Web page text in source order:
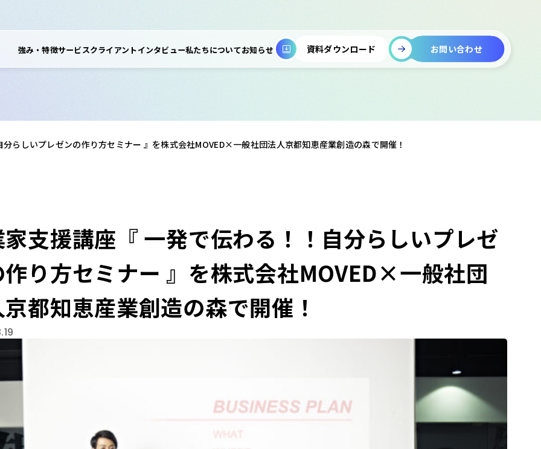
強み・特徴サービスクライアントインタビュー私たちについてお知らせ 資料ダウンロード お問い合わせ
らしいプレゼンの作り方セミナー 』を株式会社MOVED×一般社団法人京都知恵産業創造の森で開催！
支援講座『 一発で伝わる！！自分らしいプレゼ
り方セミナー 』を株式会社MOVED×一般社団
都知恵産業創造の森で開催！